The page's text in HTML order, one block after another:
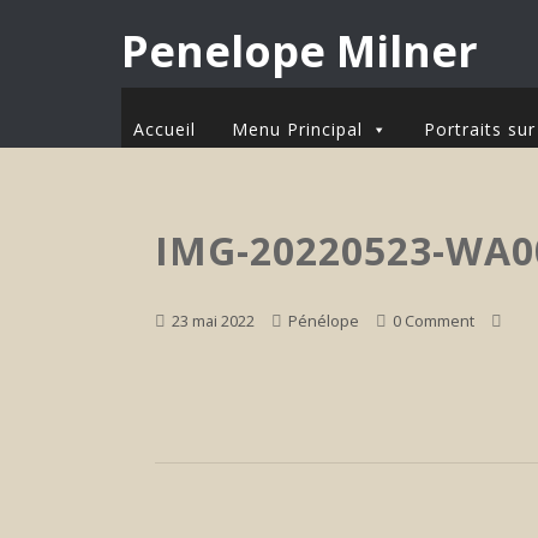
Penelope Milner
Accueil Menu Principal Portraits
IMG-20220523-
23 mai 2022 Pénélope 0 Comment